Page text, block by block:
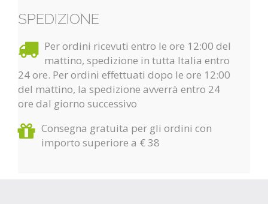
SPEDIZIONE
Per ordini ricevuti entro le ore 12:00 del
mattino, spedizione in tutta Italia entro
24 ore. Per ordini effettuati dopo le ore 12:00
del mattino, la spedizione avverrà entro 24
ore dal giorno successivo
Consegna gratuita per gli ordini con
importo superiore a € 38